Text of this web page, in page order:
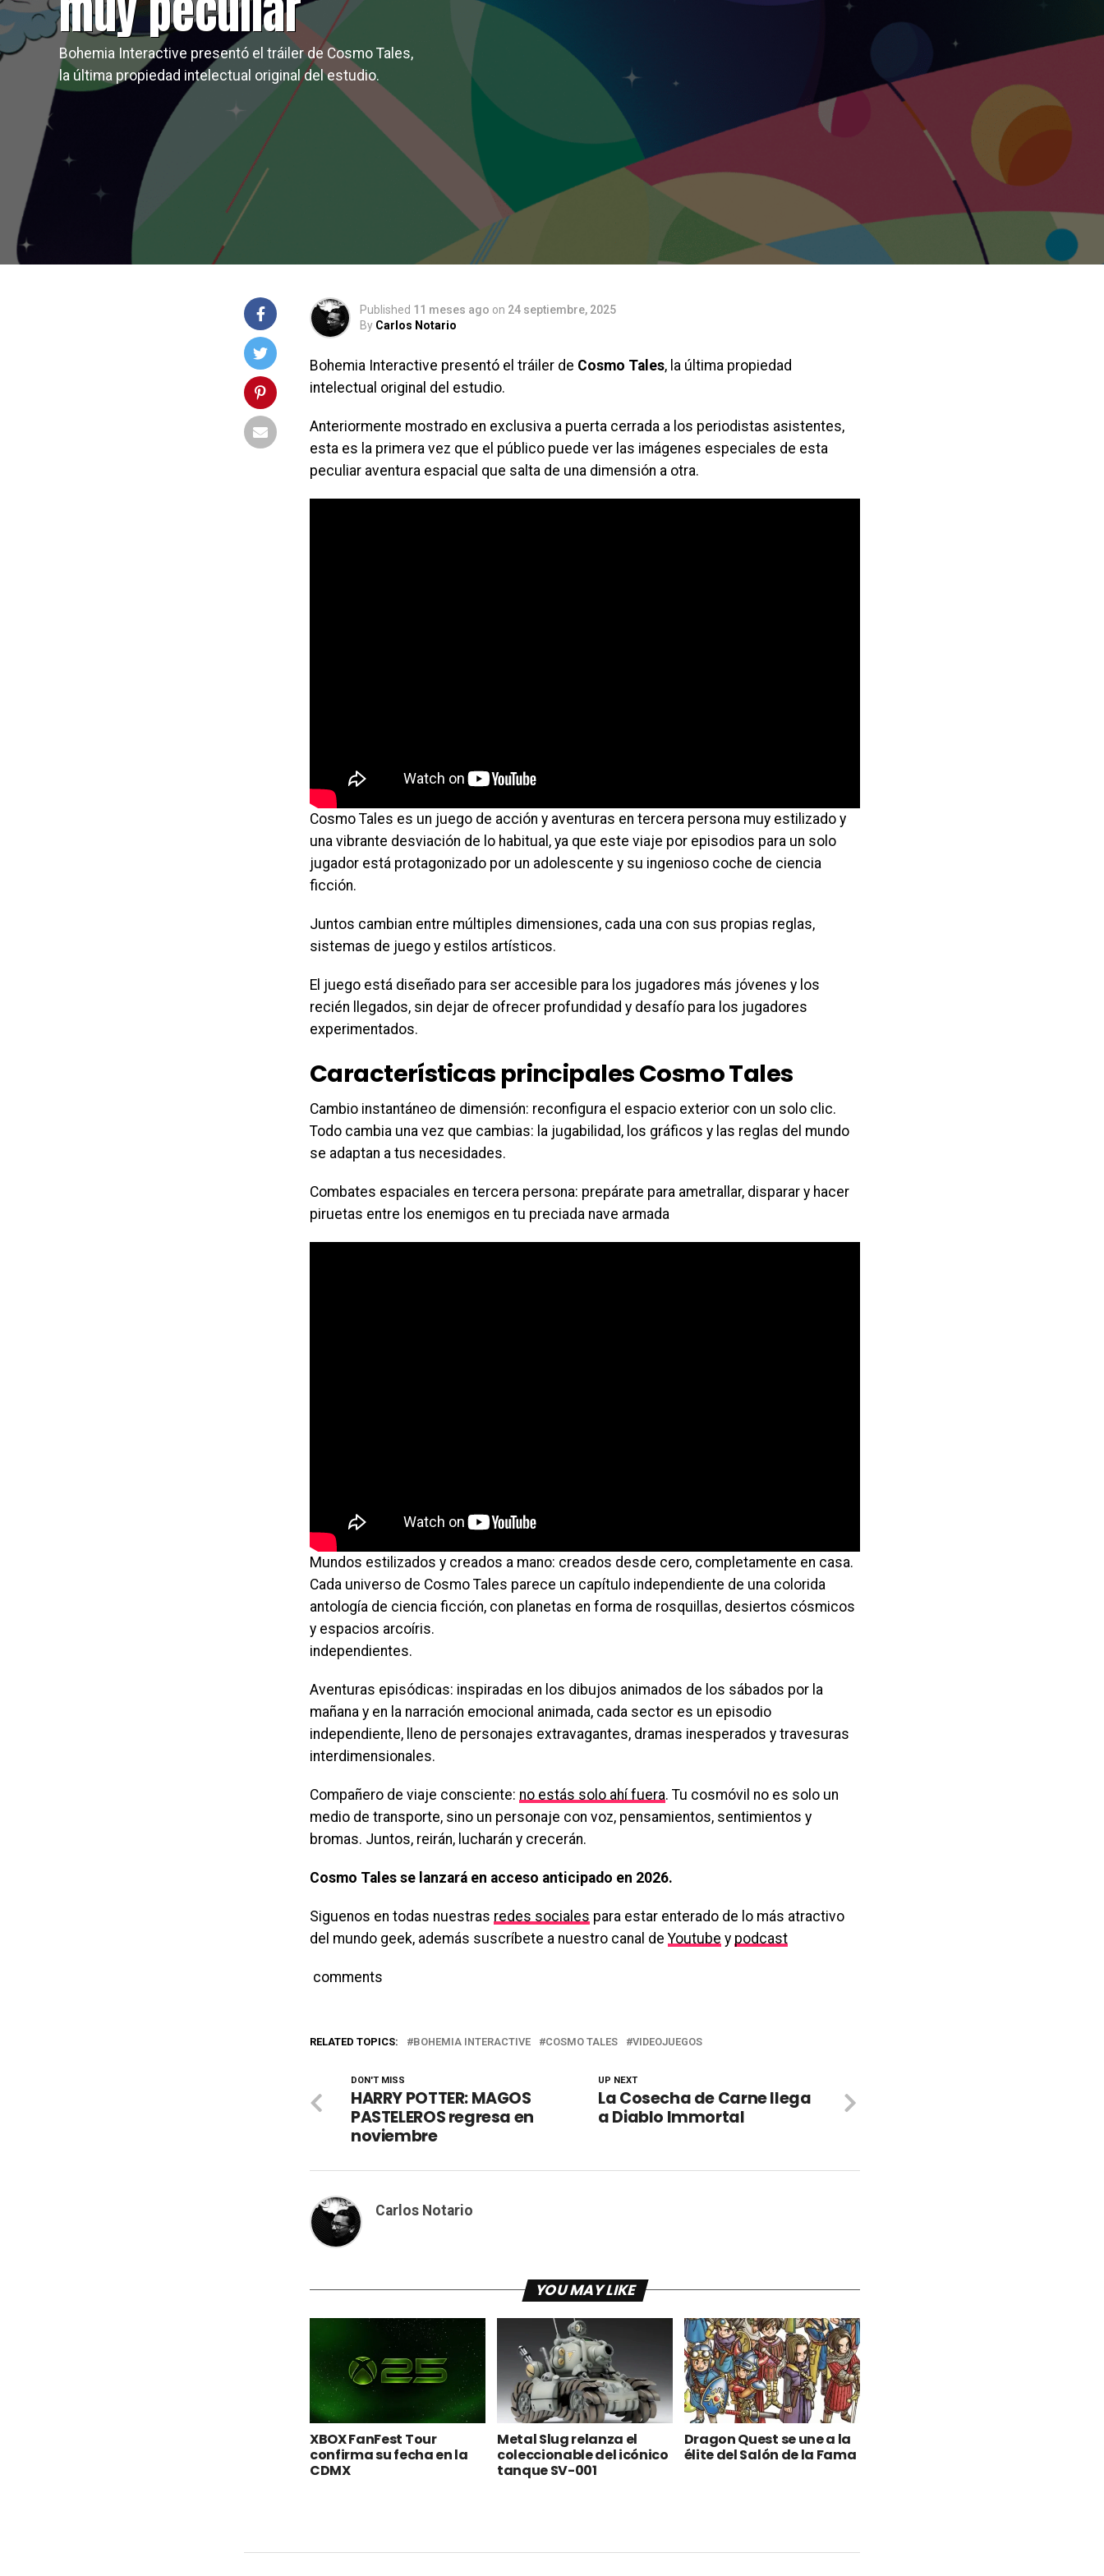
Bohemia Interactive presentó el tráiler de Cosmo Tales,
la última propiedad intelectual original del estudio.
Published 11 meses ago on 24 septiembre, 2025
By Carlos Notario
Bohemia Interactive presentó el tráiler de Cosmo Tales, la última propiedad
intelectual original del estudio.
Anteriormente mostrado en exclusiva a puerta cerrada a los periodistas asistentes,
esta es la primera vez que el público puede ver las imágenes especiales de esta
peculiar aventura espacial que salta de una dimensión a otra.
Cosmo Tales es un juego de acción y aventuras en tercera persona muy estilizado y
una vibrante desviación de lo habitual, ya que este viaje por episodios para un solo
jugador está protagonizado por un adolescente y su ingenioso coche de ciencia
ficción.
Juntos cambian entre múltiples dimensiones, cada una con sus propias reglas,
sistemas de juego y estilos artísticos.
El juego está diseñado para ser accesible para los jugadores más jóvenes y los
recién llegados, sin dejar de ofrecer profundidad y desafío para los jugadores
experimentados.
Características principales Cosmo Tales
Cambio instantáneo de dimensión: reconfigura el espacio exterior con un solo clic.
Todo cambia una vez que cambias: la jugabilidad, los gráficos y las reglas del mundo
se adaptan a tus necesidades.
Combates espaciales en tercera persona: prepárate para ametrallar, disparar y hacer
piruetas entre los enemigos en tu preciada nave armada
Mundos estilizados y creados a mano: creados desde cero, completamente en casa.
Cada universo de Cosmo Tales parece un capítulo independiente de una colorida
antología de ciencia ficción, con planetas en forma de rosquillas, desiertos cósmicos
y espacios arcoíris.
independientes.
Aventuras episódicas: inspiradas en los dibujos animados de los sábados por la
mañana y en la narración emocional animada, cada sector es un episodio
independiente, lleno de personajes extravagantes, dramas inesperados y travesuras
interdimensionales.
Compañero de viaje consciente: no estás solo ahí fuera. Tu cosmóvil no es solo un
medio de transporte, sino un personaje con voz, pensamientos, sentimientos y
bromas. Juntos, reirán, lucharán y crecerán.
Cosmo Tales se lanzará en acceso anticipado en 2026.
Siguenos en todas nuestras redes sociales para estar enterado de lo más atractivo
del mundo geek, además suscríbete a nuestro canal deYoutube y podcast
comments
RELATED TOPICS: BOHEMIA INTERACTIVE COSMO TALES VIDEOJUEGOS
UP NEXT
La Cosecha de Carne llega
a Diablo Immortal
DON'T MISS
HARRY POTTER: MAGOS
PASTELEROS regresa en
noviembre
Carlos Notario
YOU MAY LIKE
XBOX FanFest Tour
confirma su fecha en la
CDMX
Metal Slug relanza el
coleccionable del icónico
tanque SV-001
Dragon Quest se une a la
élite del Salón de la Fama